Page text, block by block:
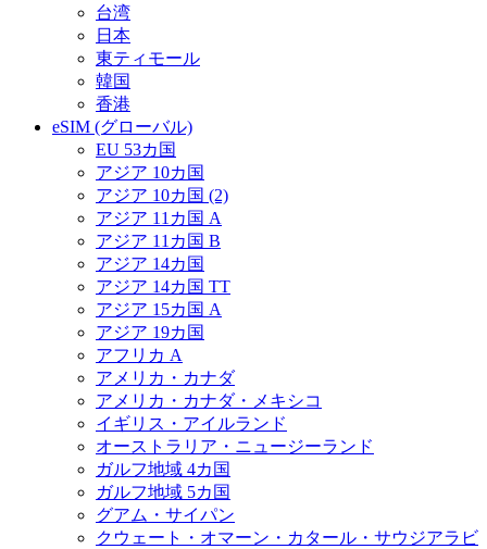
台湾
日本
東ティモール
韓国
香港
eSIM (グローバル)
EU 53カ国
アジア 10カ国
アジア 10カ国 (2)
アジア 11カ国 A
アジア 11カ国 B
アジア 14カ国
アジア 14カ国 TT
アジア 15カ国 A
アジア 19カ国
アフリカ A
アメリカ・カナダ
アメリカ・カナダ・メキシコ
イギリス・アイルランド
オーストラリア・ニュージーランド
ガルフ地域 4カ国
ガルフ地域 5カ国
グアム・サイパン
クウェート・オマーン・カタール・サウジアラビ